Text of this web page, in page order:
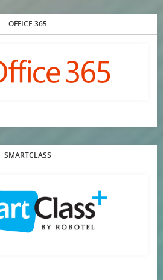
OFFICE 365
SMARTCLASS